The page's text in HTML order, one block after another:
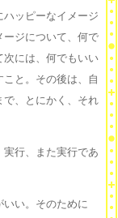
ハッピーなイメージ
ージについて、何で
次には、何でもいい
と。その後は、自
で、とにかく、それ
実行、また実行であ
いい。そのために